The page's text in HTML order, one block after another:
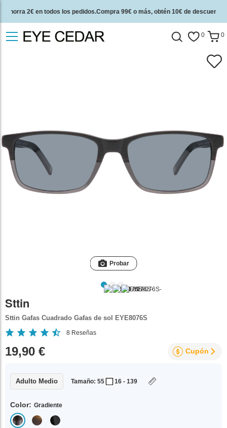
Ahorra 2€ en todos los pedidos.Compra 99€ o más, obtén 10€ de descuento.
2 años de garantía de calidad y 30 días de garantía de devolución del dinero.
0 0
Probar
Sttin
Sttin Gafas Cuadrado Gafas de sol EYE8076S
8 Reseñas
19,90 € Cupón
Adulto Medio Tamaño: 55 16 - 139
Color: Gradiente